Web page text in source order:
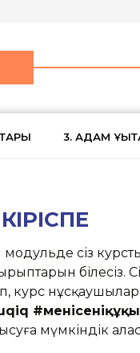
3. АДАМ
модульде сіз
білесіз.
курс
мүмкіндік